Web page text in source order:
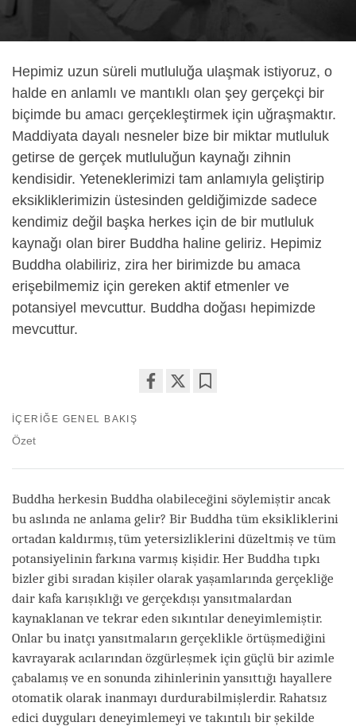
Hepimiz uzun süreli mutluluğa ulaşmak istiyoruz, o
halde en anlamlı ve mantıklı olan şey gerçekçi bir
biçimde bu amacı gerçekleştirmek için uğraşmaktır.
Maddiyata dayalı nesneler bize bir miktar mutluluk
getirse de gerçek mutluluğun kaynağı zihnin
kendisidir. Yeteneklerimizi tam anlamıyla geliştirip
eksikliklerimizin üstesinden geldiğimizde sadece
kendimiz değil başka herkes için de bir mutluluk
kaynağı olan birer Buddha haline geliriz. Hepimiz
Buddha olabiliriz, zira her birimizde bu amaca
erişebilmemiz için gereken aktif etmenler ve
potansiyel mevcuttur. Buddha doğası hepimizde
mevcuttur.
İÇERIĞE GENEL BAKIŞ
Özet
Buddha herkesin Buddha olabileceğini söylemiştir ancak
bu aslında ne anlama gelir? Bir Buddha tüm eksikliklerini
ortadan kaldırmış, tüm yetersizliklerini düzeltmiş ve tüm
potansiyelinin farkına varmış kişidir. Her Buddha tıpkı
bizler gibi sıradan kişiler olarak yaşamlarında gerçekliğe
dair kafa karışıklığı ve gerçekdışı yansıtmalardan
kaynaklanan ve tekrar eden sıkıntılar deneyimlemiştir.
Onlar bu inatçı yansıtmaların gerçeklikle örtüşmediğini
kavrayarak acılarından özgürleşmek için güçlü bir azimle
çabalamış ve en sonunda zihinlerinin yansıttığı hayallere
otomatik olarak inanmayı durdurabilmişlerdir. Rahatsız
edici duyguları deneyimlemeyi ve takıntılı bir şekilde